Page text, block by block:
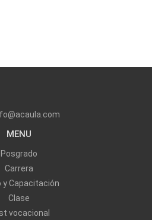
MENU
Posgrado
Carrera
y Capacitación
Clase
vocacional